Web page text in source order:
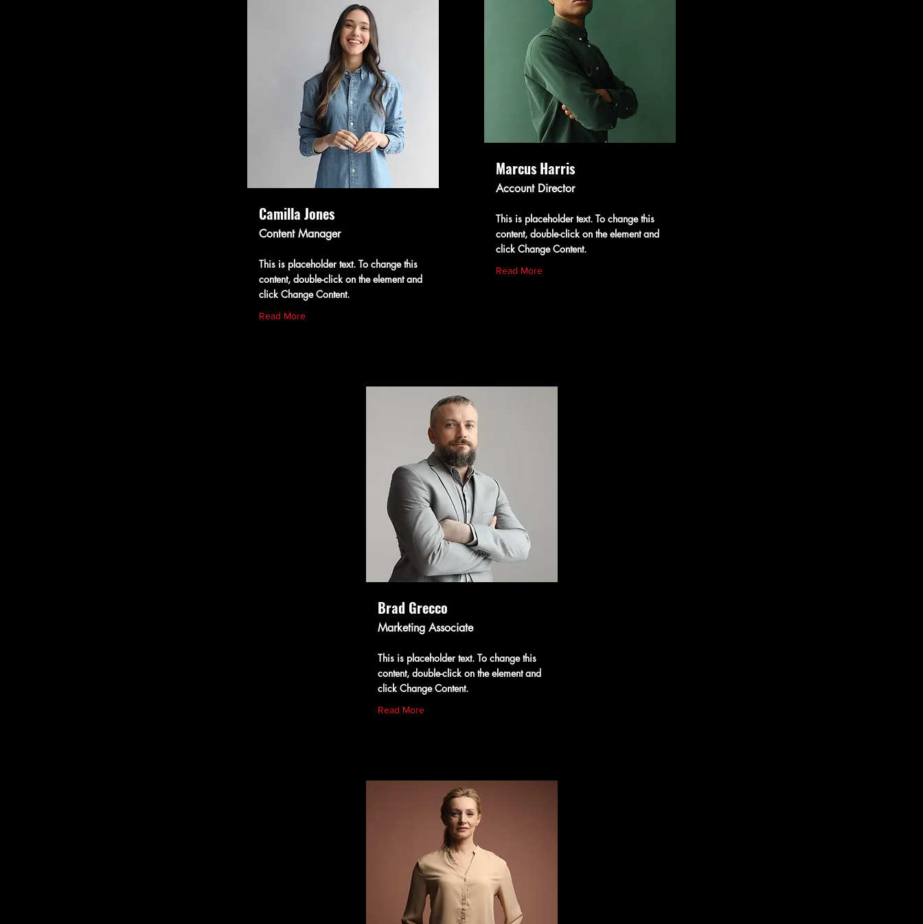
Camilla Jones
Content Manager
This is placeholder text. To change this
content, double-click on the element and
click Change Content.
Read More
Marcus Harris
Account Director
This is placeholder text. To change this
content, double-click on the element and
click Change Content.
Read More
Brad Grecco
Marketing Associate
This is placeholder text. To change this
content, double-click on the element and
click Change Content.
Read More